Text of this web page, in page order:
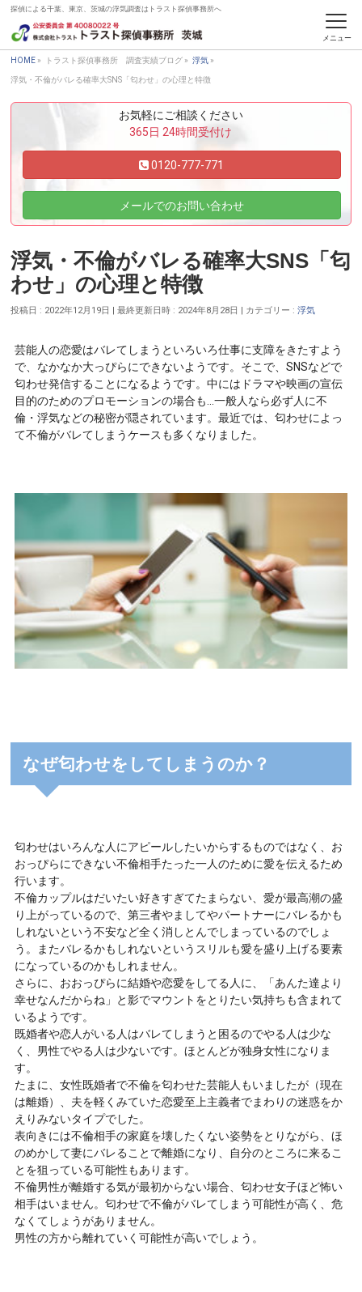
探偵による千葉、東京、茨城の浮気調査はトラスト探偵事務所へ
トラスト探偵事務所 調査実績ブログ
HOME » トラスト探偵事務所 調査実績ブログ » 浮気 »
浮気・不倫がバレる確率大SNS「匂わせ」の心理と特徴
お気軽にご相談ください
365日 24時間受付け
0120-777-771
メールでのお問い合わせ
浮気・不倫がバレる確率大SNS「匂
わせ」の心理と特徴
投稿日 : 2022年12月19日 最終更新日時 : 2024年8月28日 カテゴリー :浮気
芸能人の恋愛はバレてしまうといろいろ仕事に支障をきたすよう
で、なかなか大っぴらにできないようです。そこで、SNSなどで
匂わせ発信することになるようです。中にはドラマや映画の宣伝
目的のためのプロモーションの場合も…一般人なら必ず人に不
倫・浮気などの秘密が隠されています。最近では、匂わせによっ
て不倫がバレてしまうケースも多くなりました。
なぜ匂わせをしてしまうのか？
匂わせはいろんな人にアピールしたいからするものではなく、お
おっぴらにできない不倫相手たった一人のために愛を伝えるため
行います。
不倫カップルはだいたい好きすぎてたまらない、愛が最高潮の盛
り上がっているので、第三者やましてやパートナーにバレるかも
しれないという不安など全く消しとんでしまっているのでしょ
う。またバレるかもしれないというスリルも愛を盛り上げる要素
になっているのかもしれません。
さらに、おおっぴらに結婚や恋愛をしてる人に、「あんた達より
幸せなんだからね」と影でマウントをとりたい気持ちも含まれて
いるようです。
既婚者や恋人がいる人はバレてしまうと困るのでやる人は少な
く、男性でやる人は少ないです。ほとんどが独身女性になりま
す。
たまに、女性既婚者で不倫を匂わせた芸能人もいましたが（現在
は離婚）、夫を軽くみていた恋愛至上主義者でまわりの迷惑をか
えりみないタイプでした。
表向きには不倫相手の家庭を壊したくない姿勢をとりながら、ほ
のめかして妻にバレることで離婚になり、自分のところに来るこ
とを狙っている可能性もあります。
不倫男性が離婚する気が最初からない場合、匂わせ女子ほど怖い
相手はいません。匂わせで不倫がバレてしまう可能性が高く、危
なくてしょうがありません。
男性の方から離れていく可能性が高いでしょう。